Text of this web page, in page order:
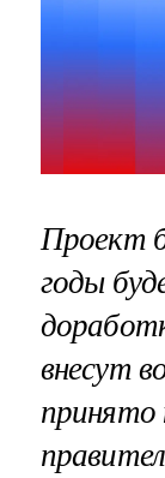
Проект
годы
внесут
принято